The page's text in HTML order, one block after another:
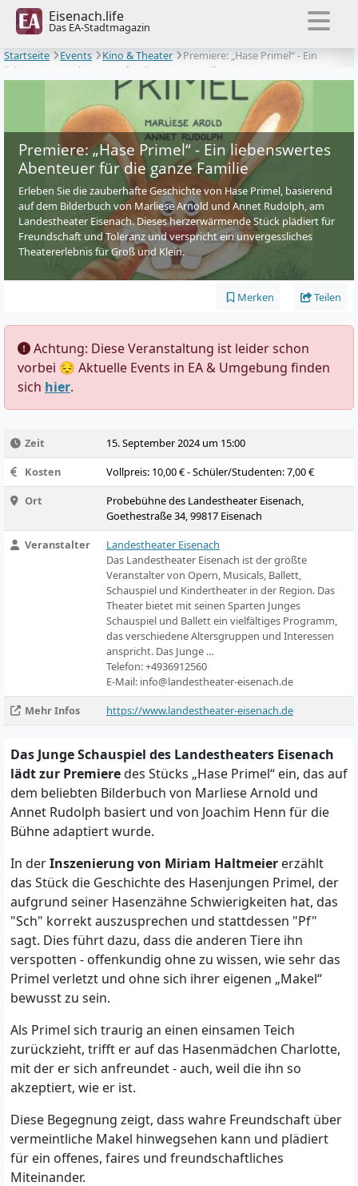
Eisenach.life
Das EA-Stadtmagazin
Startseite
Events Kino & Theater
Premiere: „Hase Primel“ - Ein
liebenswertes Abenteuer für die ganze Familie
Premiere: „Hase Primel“ - Ein liebenswertes
Abenteuer für die ganze Familie
Erleben Sie die zauberhafte Geschichte von Hase Primel, basierend
auf dem Bilderbuch von Marliese Arnold und Annet Rudolph, am
Landestheater Eisenach. Dieses herzerwärmende Stück plädiert für
Freundschaft und Toleranz und verspricht ein unvergessliches
Theatererlebnis für Groß und Klein.
Merken Teilen
️ Achtung: Diese Veranstaltung ist leider schon
vorbei 😔 Aktuelle Events in EA & Umgebung finden
sich hier.
Zeit
15. September 2024 um 15:00
Kosten
Vollpreis: 10,00 € - Schüler/Studenten: 7,00 €
Ort
Probebühne des Landestheater Eisenach,
Goethestraße 34, 99817 Eisenach
Veranstalter
Landestheater Eisenach
Das Landestheater Eisenach ist der größte
Veranstalter von Opern, Musicals, Ballett,
Schauspiel und Kindertheater in der Region. Das
Theater bietet mit seinen Sparten Junges
Schauspiel und Ballett ein vielfältiges Programm,
das verschiedene Altersgruppen und Interessen
anspricht. Das Junge …
Telefon:+4936912560
E-Mail: info@landestheater-eisenach.de
Mehr Infos
https://www.landestheater-eisenach.de
Das Junge Schauspiel des Landestheaters Eisenach
lädt zur Premieredes Stücks „Hase Primel“ ein, das auf
dem beliebten Bilderbuch von Marliese Arnold und
Annet Rudolph basiert und von Joachim Henn für die
Bühne adaptiert wurde.
In derInszenierung von Miriam Haltmeier erzählt
das Stück die Geschichte des Hasenjungen Primel, der
aufgrund seiner Hasenzähne Schwierigkeiten hat, das
"Sch" korrekt auszusprechen und stattdessen "Pf"
sagt. Dies führt dazu, dass die anderen Tiere ihn
verspotten - offenkundig ohne zu wissen, wie sehr das
Primel verletzt und ohne sich ihrer eigenen „Makel“
bewusst zu sein.
Als Primel sich traurig an einen einsamen Teich
zurückzieht, trifft er auf das Hasenmädchen Charlotte,
mit der er sich anfreundet - auch, weil die ihn so
akzeptiert, wie er ist.
Diese Begegnung zeigt, dass wahre Freundschaft über
vermeintliche Makel hinwegsehen kann und plädiert
für ein offenes, faires und freundschaftliches
Miteinander.